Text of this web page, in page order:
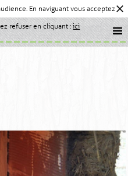
En naviguant vous acceptez
refuser en cliquant :ici